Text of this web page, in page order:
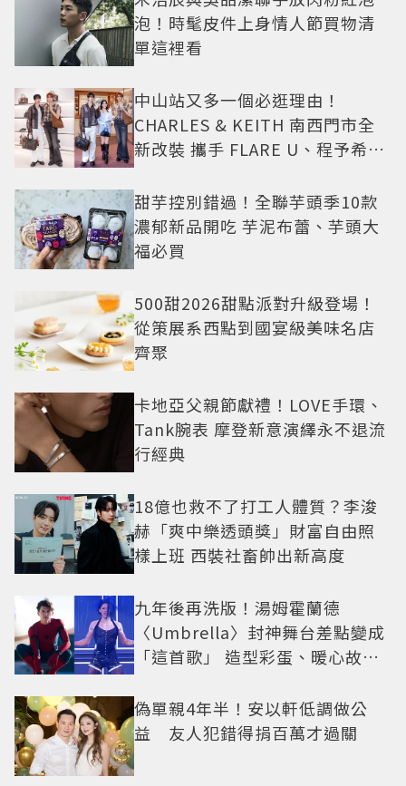
泡！時髦皮件上身情人節買物清
單這裡看
中山站又多一個必逛理由！
CHARLES & KEITH 南西門市全
新改裝 攜手 FLARE U、程予希演
甜芋控別錯過！全聯芋頭季10款
濃郁新品開吃 芋泥布蕾、芋頭大
福必買
500甜2026甜點派對升級登場！
從策展系西點到國宴級美味名店
齊聚
卡地亞父親節獻禮！LOVE手環、
Tank腕表 摩登新意演繹永不退流
行經典
18億也救不了打工人體質？李浚
赫「爽中樂透頭獎」財富自由照
樣上班 西裝社畜帥出新高度
九年後再洗版！湯姆霍蘭德
〈Umbrella〉封神舞台差點變成
「這首歌」 造型彩蛋、暖心故事
偽單親4年半！安以軒低調做公
益 友人犯錯得捐百萬才過關